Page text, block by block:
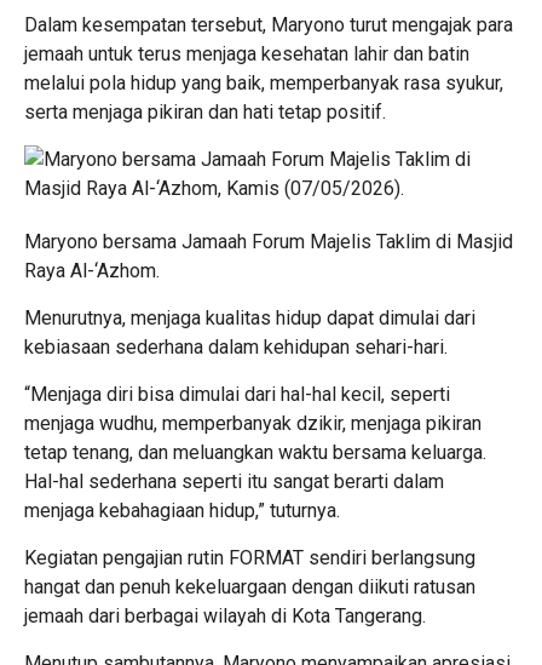
Dalam kesempatan tersebut, Maryono turut mengajak para
jemaah untuk terus menjaga kesehatan lahir dan batin
melalui pola hidup yang baik, memperbanyak rasa syukur,
serta menjaga pikiran dan hati tetap positif.
Maryono bersama Jamaah Forum Majelis Taklim di Masjid
Raya Al-‘Azhom.
Menurutnya, menjaga kualitas hidup dapat dimulai dari
kebiasaan sederhana dalam kehidupan sehari-hari.
“Menjaga diri bisa dimulai dari hal-hal kecil, seperti
menjaga wudhu, memperbanyak dzikir, menjaga pikiran
tetap tenang, dan meluangkan waktu bersama keluarga.
Hal-hal sederhana seperti itu sangat berarti dalam
menjaga kebahagiaan hidup,” tuturnya.
Kegiatan pengajian rutin FORMAT sendiri berlangsung
hangat dan penuh kekeluargaan dengan diikuti ratusan
jemaah dari berbagai wilayah di Kota Tangerang.